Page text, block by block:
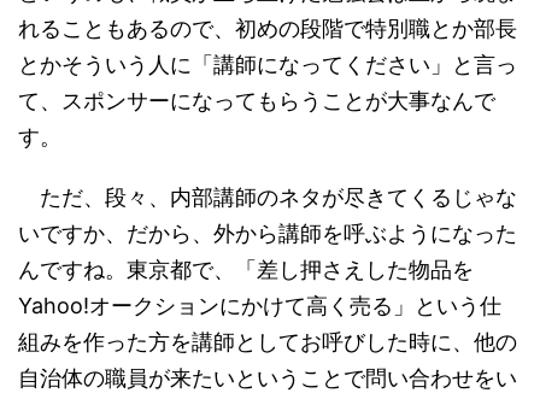
れることもあるので、初めの段階で特別職とか部長
とかそういう人に「講師になってください」と言っ
て、スポンサーになってもらうことが大事なんで
す。
ただ、段々、内部講師のネタが尽きてくるじゃな
いですか、だから、外から講師を呼ぶようになった
んですね。東京都で、「差し押さえした物品を
Yahoo!オークションにかけて高く売る」という仕
組みを作った方を講師としてお呼びした時に、他の
自治体の職員が来たいということで問い合わせをい